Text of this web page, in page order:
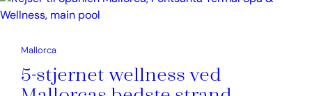
Mallorca
5-stjernet wellness ved